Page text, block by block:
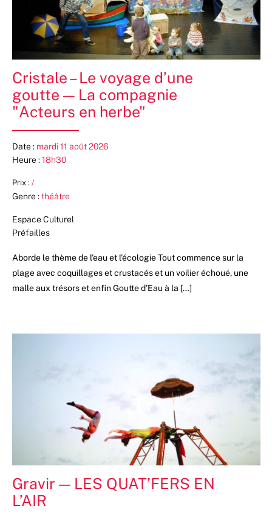
Cristale – Le voyage d’une
goutte — La compagnie
"Acteurs en herbe"
Date : mardi 11 août 2026
Heure :18h30
Prix : /
Genre :théâtre
Espace Culturel
Préfailles
Aborde le thème de l'eau et l'écologie Tout commence sur la
plage avec coquillages et crustacés et un voilier échoué, une
malle aux trésors et enfin Goutte d’Eau à la […]
Gravir — LES QUAT’FERS EN
L’AIR